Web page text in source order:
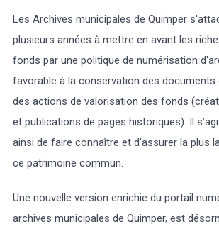
Les Archives municipales de Quimper
plusieurs années à mettre en avant les
fonds par une politique de numérisation
favorable à la conservation des documents
des actions de valorisation des fonds
et publications de pages historiques). Il
ainsi de faire connaître et d’assurer la plus
ce patrimoine commun.
Une nouvelle version enrichie du portail
archives municipales de Quimper, est